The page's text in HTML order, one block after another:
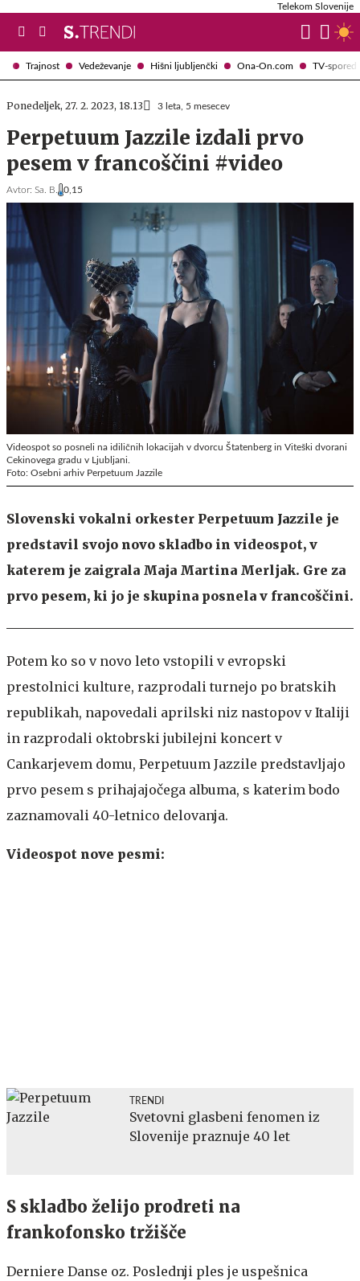
Trajnost Vedeževanje Hišni ljubljenčki Ona-On.com TV-spored
Telekom Slovenije
Ponedeljek, 27. 2. 2023, 18.13 3 leta, 5 mesecev
Perpetuum Jazzile izdali prvo
pesem v francoščini #video
Avtor: Sa. B. 0,15
Videospot so posneli na idiličnih lokacijah v dvorcu Štatenberg in Viteški dvorani
Cekinovega gradu v Ljubljani.
Foto: Osebni arhiv Perpetuum Jazzile
Slovenski vokalni orkester Perpetuum Jazzile je
predstavil svojo novo skladbo in videospot, v
katerem je zaigrala Maja Martina Merljak. Gre za
prvo pesem, ki jo je skupina posnela v francoščini.
Potem ko so v novo leto vstopili v evropski
prestolnici kulture, razprodali turnejo po bratskih
republikah, napovedali aprilski niz nastopov v Italiji
in razprodali oktobrski jubilejni koncert v
Cankarjevem domu, Perpetuum Jazzile predstavljajo
prvo pesem s prihajajočega albuma, s katerim bodo
zaznamovali 40-letnico delovanja.
Videospot nove pesmi:
TRENDI
Svetovni glasbeni fenomen iz
Slovenije praznuje 40 let
S skladbo želijo prodreti na
frankofonsko tržišče
Derniere Danse oz. Poslednji ples je uspešnica